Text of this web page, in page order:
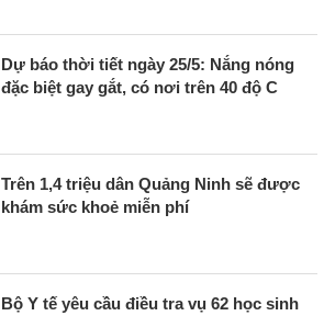
Dự báo thời tiết ngày 25/5: Nắng nóng
đặc biệt gay gắt, có nơi trên 40 độ C
Trên 1,4 triệu dân Quảng Ninh sẽ được
khám sức khoẻ miễn phí
Bộ Y tế yêu cầu điều tra vụ 62 học sinh